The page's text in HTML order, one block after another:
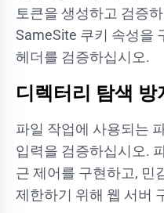
토큰을 생성하고 검증
SameSite 쿠키 속성을
헤더를 검증하십시오.
디렉터리 탐색 방
파일 작업에 사용되는
입력을 검증하십시오.
근 제어를 구현하고, 민
제한하기 위해 웹 서버